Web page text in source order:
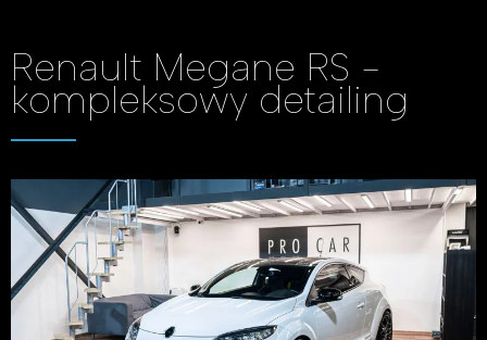
Renault Megane RS -
kompleksowy detailing